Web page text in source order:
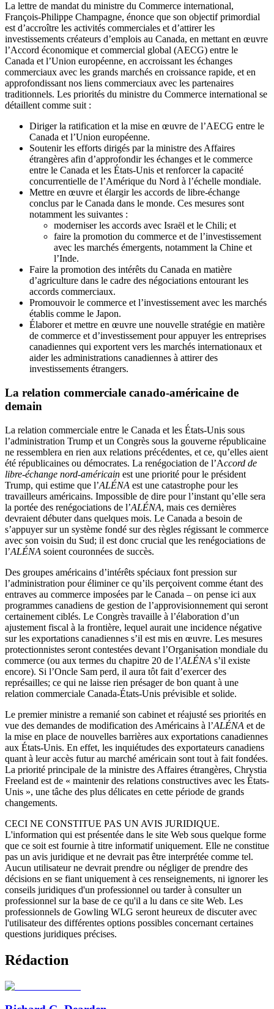
La lettre de mandat du ministre du Commerce international,
François-Philippe Champagne, énonce que son objectif primordial
est d’accroître les activités commerciales et d’attirer les
investissements créateurs d’emplois au Canada, en mettant en œuvre
l’Accord économique et commercial global (AECG) entre le
Canada et l’Union européenne, en accroissant les échanges
commerciaux avec les grands marchés en croissance rapide, et en
approfondissant nos liens commerciaux avec les partenaires
traditionnels. Les priorités du ministre du Commerce international se
détaillent comme suit :
Diriger la ratification et la mise en œuvre de l’AECG entre le
Canada et l’Union européenne.
Soutenir les efforts dirigés par la ministre des Affaires
étrangères afin d’approfondir les échanges et le commerce
entre le Canada et les États-Unis et renforcer la capacité
concurrentielle de l’Amérique du Nord à l’échelle mondiale.
Mettre en œuvre et élargir les accords de libre-échange
conclus par le Canada dans le monde. Ces mesures sont
notamment les suivantes :
moderniser les accords avec Israël et le Chili; et
faire la promotion du commerce et de l’investissement
avec les marchés émergents, notamment la Chine et
l’Inde.
Faire la promotion des intérêts du Canada en matière
d’agriculture dans le cadre des négociations entourant les
accords commerciaux.
Promouvoir le commerce et l’investissement avec les marchés
établis comme le Japon.
Élaborer et mettre en œuvre une nouvelle stratégie en matière
de commerce et d’investissement pour appuyer les entreprises
canadiennes qui exportent vers les marchés internationaux et
aider les administrations canadiennes à attirer des
investissements étrangers.
La relation commerciale canado-américaine de
demain
La relation commerciale entre le Canada et les États-Unis sous
l’administration Trump et un Congrès sous la gouverne républicaine
ne ressemblera en rien aux relations précédentes, et ce, qu’elles aient
été républicaines ou démocrates. La renégociation de l’Accord de
libre-échange nord-américain est une priorité pour le président
Trump, qui estime que l’ALÉNA est une catastrophe pour les
travailleurs américains. Impossible de dire pour l’instant qu’elle sera
la portée des renégociations de l’ALÉNA, mais ces dernières
devraient débuter dans quelques mois. Le Canada a besoin de
s’appuyer sur un système fondé sur des règles régissant le commerce
avec son voisin du Sud; il est donc crucial que les renégociations de
l’ALÉNA soient couronnées de succès.
Des groupes américains d’intérêts spéciaux font pression sur
l’administration pour éliminer ce qu’ils perçoivent comme étant des
entraves au commerce imposées par le Canada – on pense ici aux
programmes canadiens de gestion de l’approvisionnement qui seront
certainement ciblés. Le Congrès travaille à l’élaboration d’un
ajustement fiscal à la frontière, lequel aurait une incidence négative
sur les exportations canadiennes s’il est mis en œuvre. Les mesures
protectionnistes seront contestées devant l’Organisation mondiale du
commerce (ou aux termes du chapitre 20 de l’ALÉNA s’il existe
encore). Si l’Oncle Sam perd, il aura tôt fait d’exercer des
représailles; ce qui ne laisse rien présager de bon quant à une
relation commerciale Canada-États-Unis prévisible et solide.
Le premier ministre a remanié son cabinet et réajusté ses priorités en
vue des demandes de modification des Américains à l’ALÉNA et de
la mise en place de nouvelles barrières aux exportations canadiennes
aux États-Unis. En effet, les inquiétudes des exportateurs canadiens
quant à leur accès futur au marché américain sont tout à fait fondées.
La priorité principale de la ministre des Affaires étrangères, Chrystia
Freeland est de « maintenir des relations constructives avec les États-
Unis », une tâche des plus délicates en cette période de grands
changements.
CECI NE CONSTITUE PAS UN AVIS JURIDIQUE.
L'information qui est présentée dans le site Web sous quelque forme
que ce soit est fournie à titre informatif uniquement. Elle ne constitue
pas un avis juridique et ne devrait pas être interprétée comme tel.
Aucun utilisateur ne devrait prendre ou négliger de prendre des
décisions en se fiant uniquement à ces renseignements, ni ignorer les
conseils juridiques d'un professionnel ou tarder à consulter un
professionnel sur la base de ce qu'il a lu dans ce site Web. Les
professionnels de Gowling WLG seront heureux de discuter avec
l'utilisateur des différentes options possibles concernant certaines
questions juridiques précises.
Rédaction